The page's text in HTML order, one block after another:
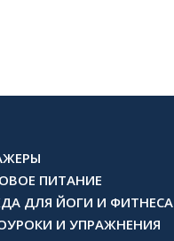
ПИТАНИЕ
ДЛЯ ЙОГИ И ФИТНЕСА
И УПРАЖНЕНИЯ